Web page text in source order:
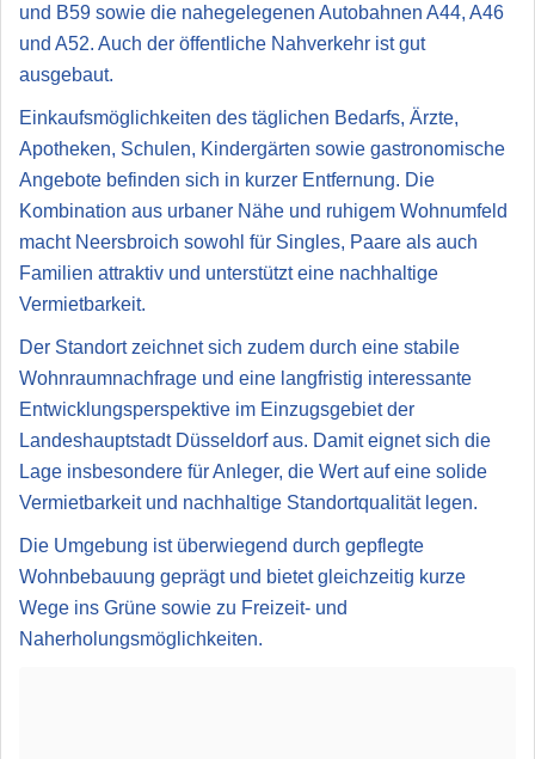
und B59 sowie die nahegelegenen Autobahnen A44, A46
und A52. Auch der öffentliche Nahverkehr ist gut
ausgebaut.
Einkaufsmöglichkeiten des täglichen Bedarfs, Ärzte,
Apotheken, Schulen, Kindergärten sowie gastronomische
Angebote befinden sich in kurzer Entfernung. Die
Kombination aus urbaner Nähe und ruhigem Wohnumfeld
macht Neersbroich sowohl für Singles, Paare als auch
Familien attraktiv und unterstützt eine nachhaltige
Vermietbarkeit.
Der Standort zeichnet sich zudem durch eine stabile
Wohnraumnachfrage und eine langfristig interessante
Entwicklungsperspektive im Einzugsgebiet der
Landeshauptstadt Düsseldorf aus. Damit eignet sich die
Lage insbesondere für Anleger, die Wert auf eine solide
Vermietbarkeit und nachhaltige Standortqualität legen.
Die Umgebung ist überwiegend durch gepflegte
Wohnbebauung geprägt und bietet gleichzeitig kurze
Wege ins Grüne sowie zu Freizeit- und
Naherholungsmöglichkeiten.